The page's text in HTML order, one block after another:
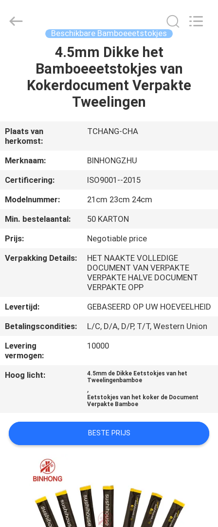
PRODUCTEN
ONS
FABRIEKSREIS
KWALITEITSCONTROLE
CONTACTEER
ONS
SITEMAP
PRIVACY
POLICY
Export
Beschikbare Bamboeeetstokjes
4.5mm Dikke het
Bamboeeetstokjes van
Kokerdocument Verpakte
Tweelingen
Plaats van
herkomst:
TCHANG-CHA
Merknaam:
BINHONGZHU
Certificering:
ISO9001--2015
Modelnummer:
21cm 23cm 24cm
Min. bestelaantal:
50 KARTON
Prijs:
Negotiable price
Verpakking Details:
HET NAAKTE VOLLEDIGE
DOCUMENT VAN VERPAKTE
VERPAKTE HALVE DOCUMENT
VERPAKTE OPP
Levertijd:
GEBASEERD OP UW HOEVEELHEID
Betalingscondities:
L/C, D/A, D/P, T/T, Western Union
Levering
vermogen:
10000
Hoog licht:
4.5mm de Dikke Eetstokjes van het
Tweelingenbamboe
,
Eetstokjes van het koker de Document
Verpakte Bamboe
BESTE PRIJS